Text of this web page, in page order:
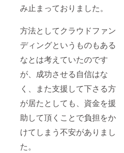
み止まっておりました。
方法としてクラウドファン
ディングというものもある
なとは考えていたのです
が、成功させる自信はな
く、また支援して下さる方
が居たとしても、資金を援
助して頂くことで負担をか
けてしまう不安がありまし
た。